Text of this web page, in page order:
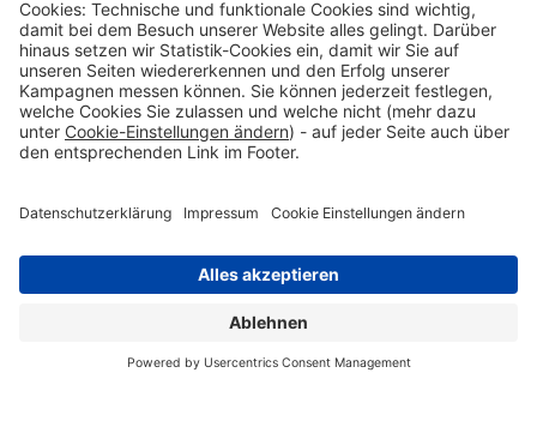
ImpressumDatenschutzerklärungCookie Einstellungen
Barrierefreiheitserklärung
Zum Seitenanfang